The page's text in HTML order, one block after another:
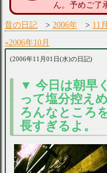
ん。予めご了
昔の日記 2006年
11月
2006年10月
2006年11月01日(水)の日記
今日は朝早
って塩分控え
ろんなところ
長すぎるよ。